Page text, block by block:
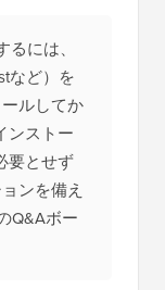
には、
など）を
ルしてか
ンストー
要とせず
ンを備え
Q&Aボー